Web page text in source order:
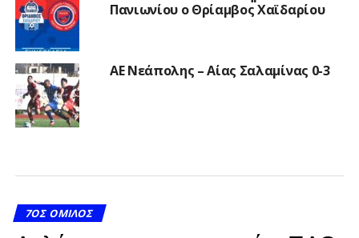
Πανιωνίου ο Θρίαμβος Χαϊδαρίου
ΑΕ Νεάπολης – Αίας Σαλαμίνας 0-3
7ΟΣ ΌΜΙΛΟΣ